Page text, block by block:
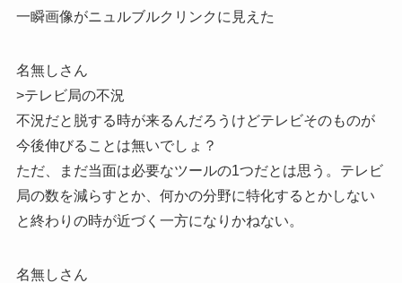
一瞬画像がニュルブルクリンクに見えた
名無しさん
>テレビ局の不況
不況だと脱する時が来るんだろうけどテレビそのものが
今後伸びることは無いでしょ？
ただ、まだ当面は必要なツールの1つだとは思う。テレビ
局の数を減らすとか、何かの分野に特化するとかしない
と終わりの時が近づく一方になりかねない。
名無しさん